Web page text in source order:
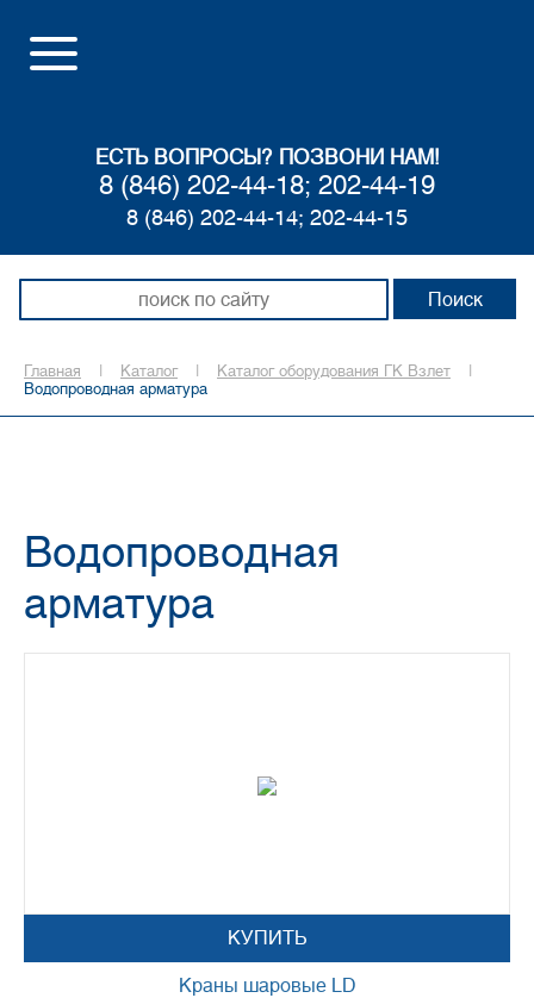
ЕСТЬ ВОПРОСЫ? ПОЗВОНИ НАМ!
8 (846) 202-44-18; 202-44-19
8 (846) 202-44-14; 202-44-15
Главная Каталог Каталог оборудования ГК Взлет
Водопроводная арматура
Водопроводная
арматура
КУПИТЬ
Краны шаровые LD